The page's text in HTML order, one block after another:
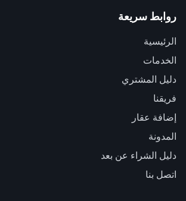
روابط سريعة
الرئيسية
الخدمات
دليل المشتري
فريقنا
إضافة عقار
المدونة
دليل الشراء عن بعد
اتصل بنا